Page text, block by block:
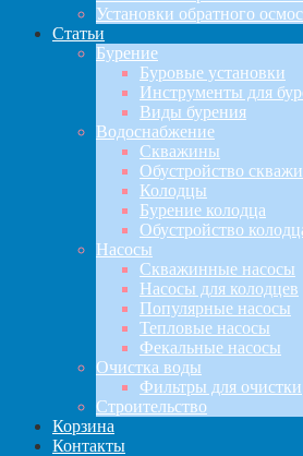
Установки обратного
Статьи
Бурение
Буровые установки
Инструменты для
Виды бурения
Водоснабжение
Скважины
Обустройство
Колодцы
Бурение колодца
Обустройство
Насосы
Скважинные насосы
Насосы для колодцев
Популярные насосы
Тепловые насосы
Фекальные насосы
Очистка воды
Фильтры для очистки
Строительство
Корзина
Контакты